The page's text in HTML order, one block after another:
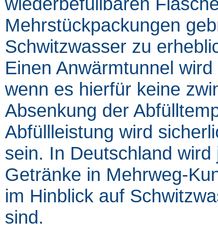
Mehrstückpackungen
Schwitzwasser zu
Einen Anwärmtunnel
wenn es hierfür keine
Absenkung der
Abfüllleistung wird
sein. In Deutschland
Getränke in Mehrweg-
im Hinblick auf
sind.